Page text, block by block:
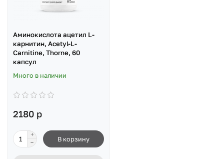
Аминокислота ацетил L-
карнитин, Acetyl-L-
Carnitine, Thorne, 60
капсул
Много в наличии
2180 р
В корзину